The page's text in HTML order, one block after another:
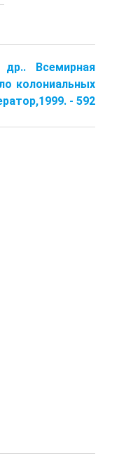
Всемирная
коло­ниальных
- 592